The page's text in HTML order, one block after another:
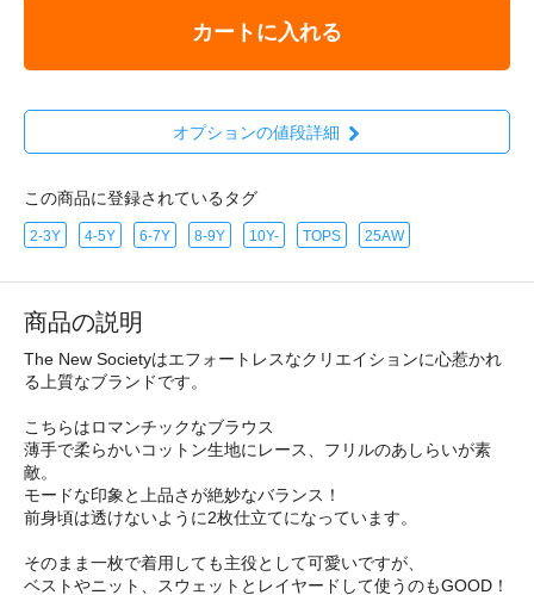
カートに入れる
オプションの値段詳細
この商品に登録されているタグ
2-3Y 4-5Y 6-7Y 8-9Y 10Y- TOPS 25AW
商品の説明
The New Societyはエフォートレスなクリエイションに心惹かれ
る上質なブランドです。
こちらはロマンチックなブラウス
薄手で柔らかいコットン生地にレース、フリルのあしらいが素
敵。
モードな印象と上品さが絶妙なバランス！
前身頃は透けないように2枚仕立てになっています。
そのまま一枚で着用しても主役として可愛いですが、
ベストやニット、スウェットとレイヤードして使うのもGOOD！